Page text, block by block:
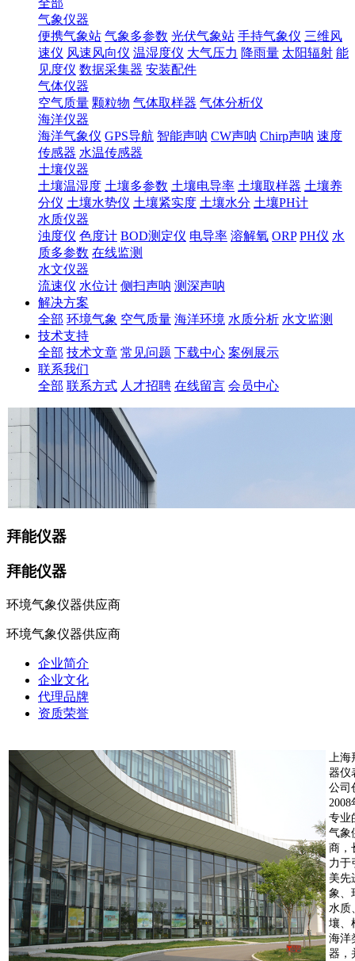
全部
气象仪器
便携气象站 气象多参数 光伏气象站 手持气象仪 三维风
速仪 风速风向仪 温湿度仪 大气压力 降雨量 太阳辐射 能
见度仪 数据采集器 安装配件
气体仪器
空气质量 颗粒物 气体取样器 气体分析仪
海洋仪器
海洋气象仪 GPS导航 智能声呐 CW声呐 Chirp声呐 速度
传感器 水温传感器
土壤仪器
土壤温湿度 土壤多参数 土壤电导率 土壤取样器 土壤养
分仪 土壤水势仪 土壤紧实度 土壤水分 土壤PH计
水质仪器
浊度仪 色度计 BOD测定仪 电导率 溶解氧 ORP PH仪 水
质多参数 在线监测
水文仪器
流速仪 水位计 侧扫声呐 测深声呐
解决方案
全部 环境气象 空气质量 海洋环境 水质分析 水文监测
技术支持
全部 技术文章 常见问题 下载中心 案例展示
联系我们
全部 联系方式 人才招聘 在线留言 会员中心
拜能仪器
拜能仪器
环境气象仪器供应商
环境气象仪器供应商
企业简介
企业文化
代理品牌
资质荣誉
上海
器仪
公司
2008
专业
气象
商，
力于
美先
象、
水质
壤、
海洋
器，